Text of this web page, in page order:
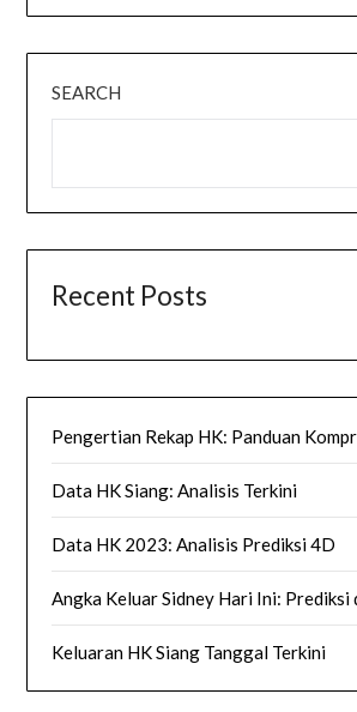
SEARCH
Recent Posts
Pengertian Rekap HK: Panduan
Data HK Siang: Analisis Terkini
Data HK 2023: Analisis Prediksi 4D
Angka Keluar Sidney Hari Ini: Prediksi
Keluaran HK Siang Tanggal Terkini